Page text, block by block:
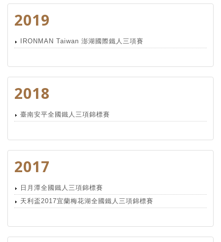
2019
IRONMAN Taiwan 澎湖國際鐵人三項賽
2018
臺南安平全國鐵人三項錦標賽
2017
日月潭全國鐵人三項錦標賽
天利盃2017宜蘭梅花湖全國鐵人三項錦標賽